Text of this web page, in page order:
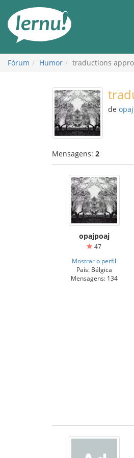
conteúdo
Fórum Humor traductions
de
Mensagens: 2
opajpoaj
47
Mostrar o perfil
País: Bélgica
Mensagens: 134